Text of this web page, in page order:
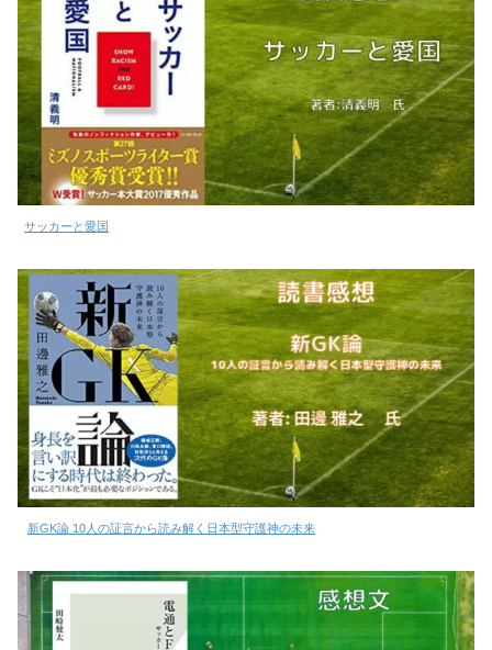
サッカーと愛国
新GK論 10人の証言から読み解く日本型守護神の未来